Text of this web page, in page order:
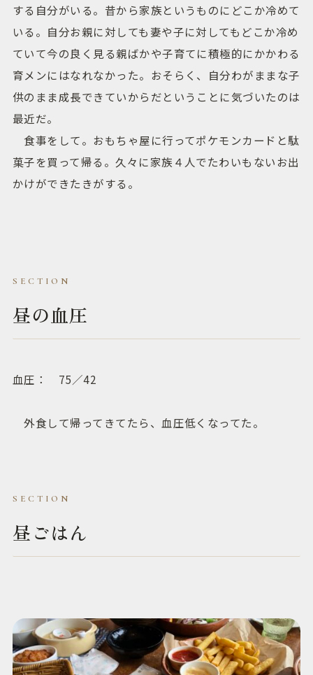
する自分がいる。昔から家族というものにどこか冷めて
いる。自分お親に対しても妻や子に対してもどこか冷め
ていて今の良く見る親ばかや子育てに積極的にかかわる
育メンにはなれなかった。おそらく、自分わがままな子
供のまま成長できていからだということに気づいたのは
最近だ。
食事をして。おもちゃ屋に行ってポケモンカードと駄
菓子を買って帰る。久々に家族４人でたわいもないお出
かけができたきがする。
昼の血圧
血圧： 75／42
外食して帰ってきてたら、血圧低くなってた。
昼ごはん